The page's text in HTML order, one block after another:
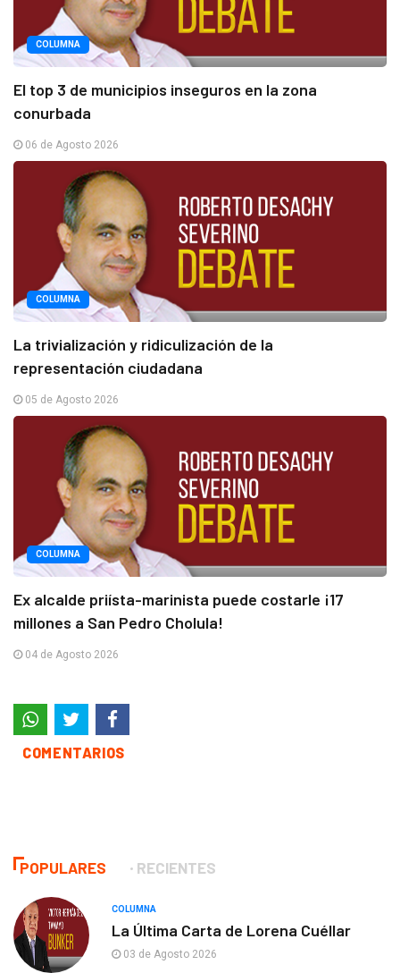
COLUMNA
El top 3 de municipios inseguros en la zona
conurbada
06 de Agosto 2026
COLUMNA
La trivialización y ridiculización de la
representación ciudadana
05 de Agosto 2026
COLUMNA
Ex alcalde priísta-marinista puede costarle ¡17
millones a San Pedro Cholula!
04 de Agosto 2026
COMENTARIOS
POPULARES RECIENTES
COLUMNA
La Última Carta de Lorena Cuéllar
03 de Agosto 2026